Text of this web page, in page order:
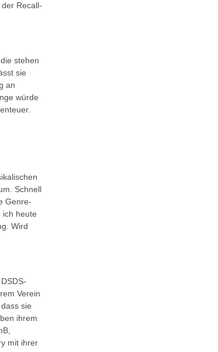
Recall-
stehen
sie
an
würde
Schnell
Genre-
ich heute
Wird
Verein
sie
ihrem
mit ihrer